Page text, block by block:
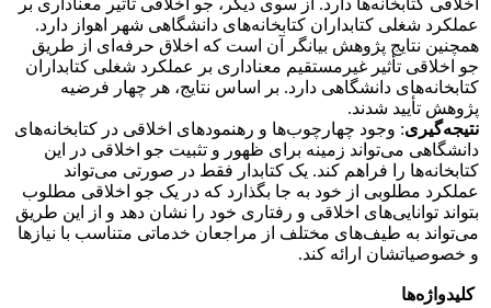
اخلاقی کتابخانه‌ها دارد. از سوی دیگر، جو اخلاقی تأثیر معنا‌داری بر
عملکرد شغلی کتابداران کتابخانه‌های دانشگاهی شهر اهواز دارد.
همچنین نتایج پژوهش بیانگر آن است که اخلاق حرفه‌ای از طریق
جو اخلاقی تأثیر غیرمستقیم معنا‌داری بر عملکرد شغلی کتابداران
کتابخانه‌های دانشگاهی دارد. بر اساس نتایج، هر چهار فرضیه
پژوهش تأیید شدند.
نتیجه‌گیری: وجود چهارچوب‌ها و رهنمودهای اخلاقی در کتابخانه‌های
دانشگاهی می‌تواند زمینه برای ظهور و تثبیت جو اخلاقی در این
کتابخانه‌ها را فراهم کند. یک کتابدار فقط در صورتی می‌تواند
عملکرد مطلوبی از خود به جا بگذارد که در یک جو اخلاقی مطلوب
بتواند توانایی‌های اخلاقی و رفتاری خود را نشان دهد و از این طریق
می‌تواند به طیف‌های مختلف از مراجعان خدماتی متناسب با نیازها
و خصوصیاتشان ارائه کند.
کلیدواژه‌ها